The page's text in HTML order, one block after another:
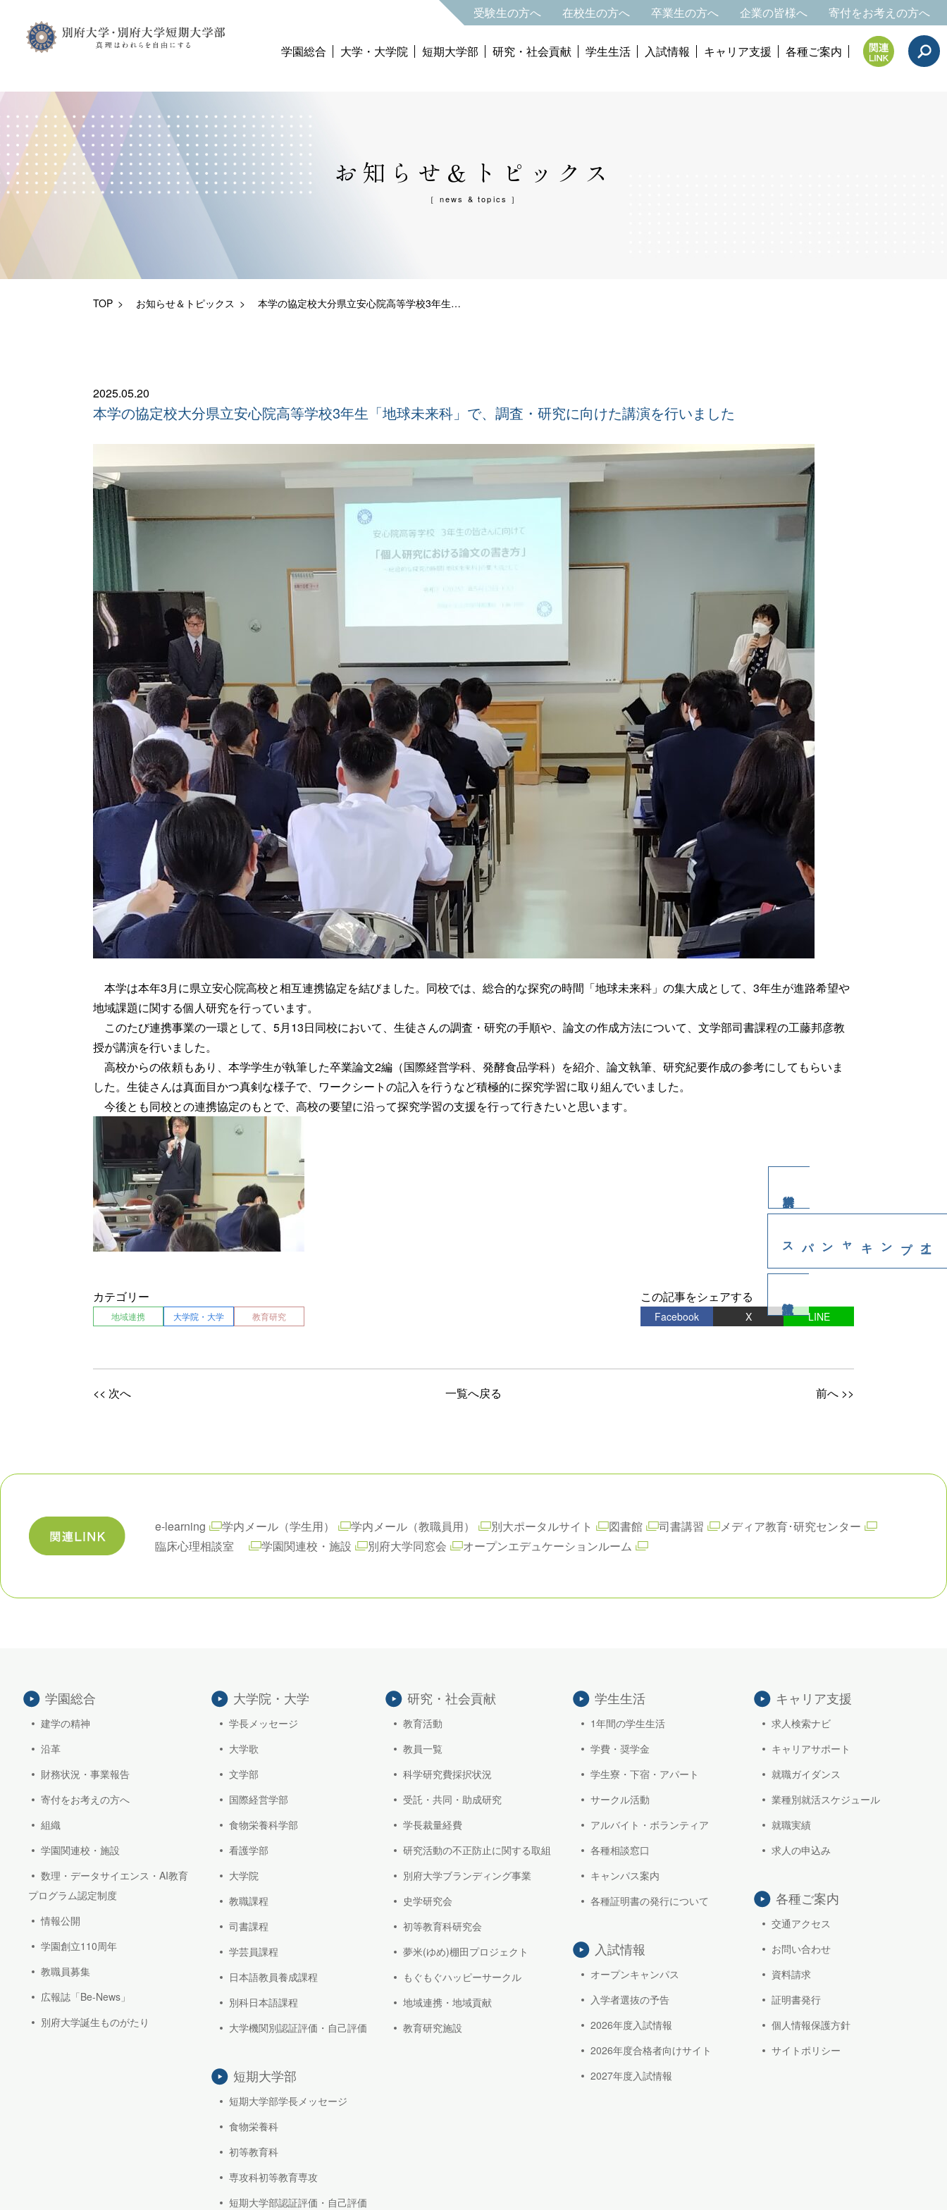
受験生の方へ 在校生の方へ 卒業生の方へ 企業の皆様へ 寄付をお考えの方へ
学園総合 大学・大学院 短期大学部 研究・社会貢献 学生生活 入試情報 キャリア支援 各種ご案内
Search
オ
ー
プンキャンパス
お知らせ＆トピックス
［ news & topics ］
TOP お知らせ＆トピックス 本学の協定校大分県立安心院高等学校3年生…
2025.05.20
本学の協定校大分県立安心院高等学校3年生「地球未来科」で、調査・研究に向けた講演を行いました
本学は本年3月に県立安心院高校と相互連携協定を結びました。同校では、総合的な探究の時間「地球未来科」の集大成として、3年生が進路希望や
地域課題に関する個人研究を行っています。
このたび連携事業の一環として、5月13日同校において、生徒さんの調査・研究の手順や、論文の作成方法について、文学部司書課程の工藤邦彦教
授が講演を行いました。
高校からの依頼もあり、本学学生が執筆した卒業論文2編（国際経営学科、発酵食品学科）を紹介、論文執筆、研究紀要作成の参考にしてもらいま
した。生徒さんは真面目かつ真剣な様子で、ワークシートの記入を行うなど積極的に探究学習に取り組んでいました。
今後とも同校との連携協定のもとで、高校の要望に沿って探究学習の支援を行って行きたいと思います。
カテゴリー
地域連携 大学院・大学 教育研究
この記事をシェアする
Facebook X LINE
<< 次へ 一覧へ戻る 前へ >>
e-learning 学内メール（学生用） 学内メール（教職員用） 別大ポータルサイト 図書館 司書講習
メディア教育･研究センター
臨床心理相談室
学園関連校・施設 別府大学同窓会 オープンエデュケーションルーム
学園総合
建学の精神
沿革
財務状況・事業報告
寄付をお考えの方へ
組織
学園関連校・施設
数理・データサイエンス・AI教育
プログラム認定制度
情報公開
学園創立110周年
教職員募集
広報誌「Be-News」
別府大学誕生ものがたり
大学院・大学
学長メッセージ
大学歌
文学部
国際経営学部
食物栄養科学部
看護学部
大学院
教職課程
司書課程
学芸員課程
日本語教員養成課程
別科日本語課程
大学機関別認証評価・自己評価
短期大学部
短期大学部学長メッセージ
食物栄養科
初等教育科
専攻科初等教育専攻
短期大学部認証評価・自己評価
研究・社会貢献
教育活動
教員一覧
科学研究費採択状況
受託・共同・助成研究
学長裁量経費
研究活動の不正防止に関する取組
別府大学ブランディング事業
史学研究会
初等教育科研究会
夢米(ゆめ)棚田プロジェクト
もぐもぐハッピーサークル
地域連携・地域貢献
教育研究施設
学生生活
1年間の学生生活
学費・奨学金
学生寮・下宿・アパート
サークル活動
アルバイト・ボランティア
各種相談窓口
キャンパス案内
各種証明書の発行について
入試情報
オープンキャンパス
入学者選抜の予告
2026年度入試情報
2026年度合格者向けサイト
2027年度入試情報
キャリア支援
求人検索ナビ
キャリアサポート
就職ガイダンス
業種別就活スケジュール
就職実績
求人の申込み
各種ご案内
交通アクセス
お問い合わせ
資料請求
証明書発行
個人情報保護方針
サイトポリシー